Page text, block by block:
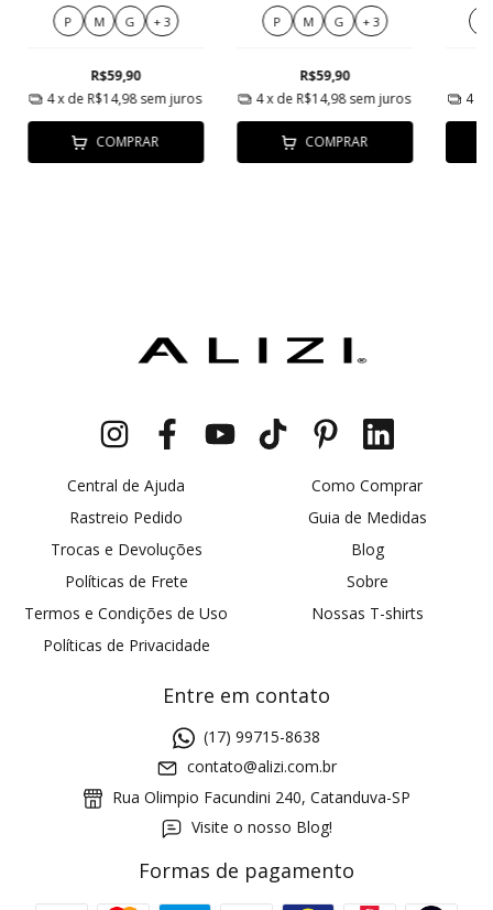
P M G + 3
R$59,90
4x de R$14,98 sem juros
COMPRAR
P M G + 3
R$59,90
4x de R$14,98sem juros
COMPRAR
4
Central de Ajuda
Rastreio Pedido
Trocas e Devoluções
Políticas de Frete
Termos e Condições de Uso
Políticas de Privacidade
Como Comprar
Guia de Medidas
Blog
Sobre
Nossas T-shirts
Entre em contato
(17) 99715-8638
contato@alizi.com.br
Rua Olimpio Facundini 240, Catanduva-SP
Visite o nosso Blog!
Formas de pagamento